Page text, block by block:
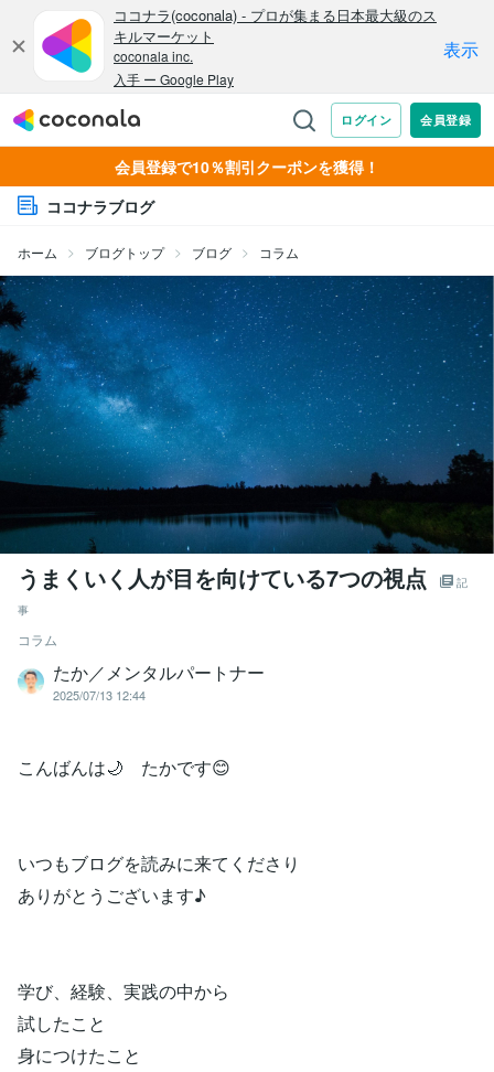
会員登録で10％割引クーポンを獲得！
ココナラブログ
ホーム ブログトップ ブログ コラム
うまくいく人が目を向けている7つの視点
記
事
コラム
たか／メンタルパートナー
2025/07/13 12:44
こんばんは🌙 たかです😊
いつもブログを読みに来てくださり
ありがとうございます♪
学び、経験、実践の中から
試したこと
身につけたこと